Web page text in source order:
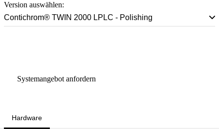
Version auswählen:
Contichrom® TWIN 2000 LPLC - Polishing
Systemangebot anfordern
Hardware